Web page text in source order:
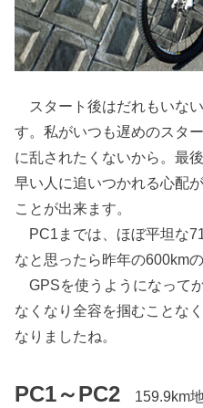
スタート後はだれもいな
す。私がいつも遅めのスタ
に乱されたくないから。最
早い人に追いつかれる心配
ことが出来ます。
PC1までは、ほぼ平坦な
なと思ったら昨年の600km
GPSを使うようになって
なくなり全容を掴むことな
なりましたね。
PC1～PC2 159.9km